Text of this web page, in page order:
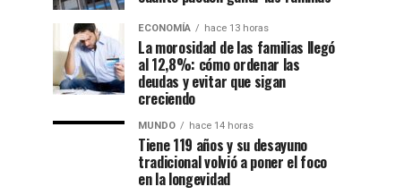
ECONOMÍA hace 13 horas
La morosidad de las familias llegó
al 12,8%: cómo ordenar las
deudas y evitar que sigan
creciendo
MUNDO hace 14 horas
Tiene 119 años y su desayuno
tradicional volvió a poner el foco
en la longevidad